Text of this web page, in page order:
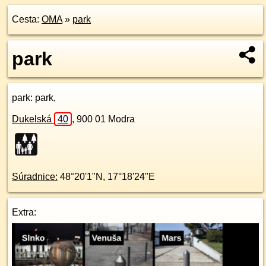
Cesta: OMA» park
park
park: park,
Dukelská 40 , 900 01 Modra
Súradnice: 48°20'1"N , 17°18'24"E
Extra: